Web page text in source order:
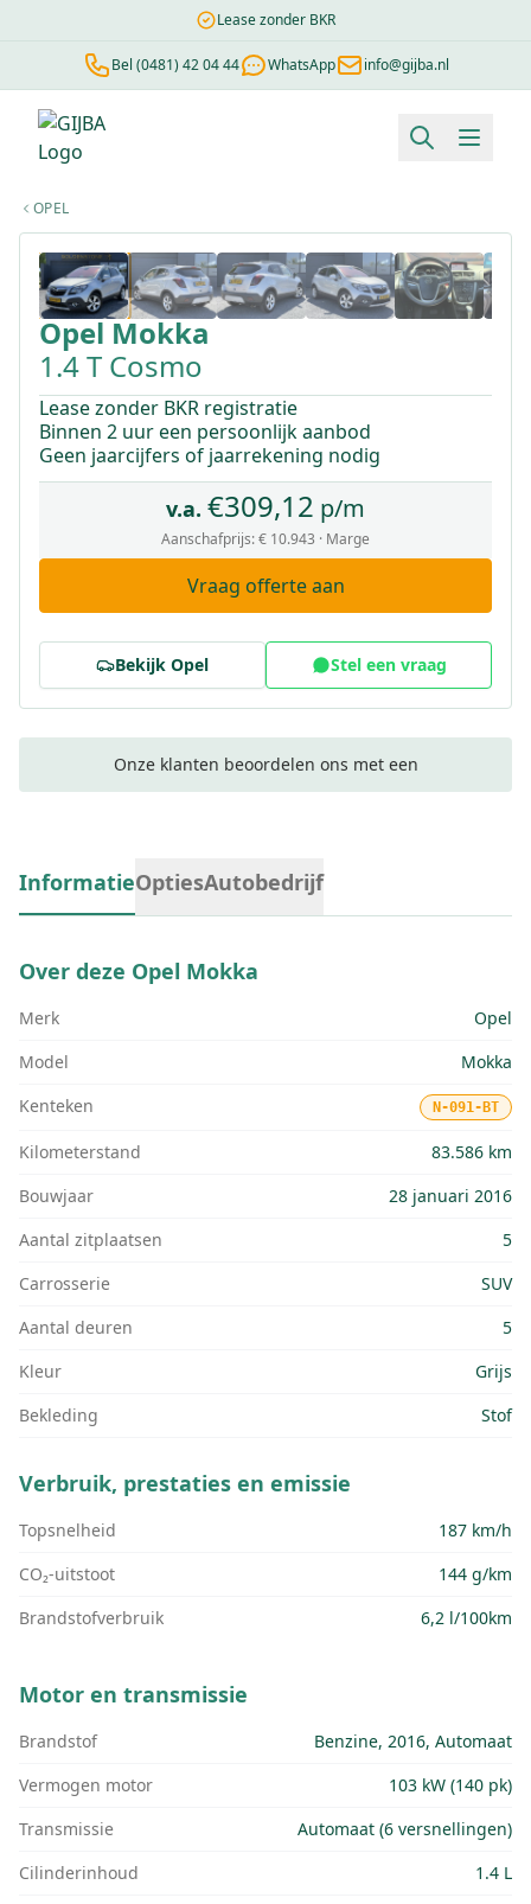
Lease zonder BKR
Bel (0481) 42 04 44 WhatsApp info@gijba.nl
Financial lease berekenen
OPEL
OpelMokka
1.4 T Cosmo
Lease zonder BKR registratie
Binnen 2 uur een persoonlijk aanbod
Geen jaarcijfers of jaarrekening nodig
v.a. €309,12 p/m
Aanschafprijs:€ 10.943 · Marge
Vraag offerte aan
Bekijk Opel Stel een vraag
Onze klanten beoordelen ons met een
InformatieOptiesAutobedrijf
Over deze Opel Mokka
Merk
Opel
Model
Mokka
Kenteken
N-091-BT
Kilometerstand
83.586 km
Bouwjaar
28 januari 2016
Aantal zitplaatsen
5
Carrosserie
SUV
Aantal deuren
5
Kleur
Grijs
Bekleding
Stof
Verbruik, prestaties en emissie
Topsnelheid
187 km/h
CO₂-uitstoot
144 g/km
Brandstofverbruik
6,2 l/100km
Motor en transmissie
Brandstof
Benzine, 2016, Automaat
Vermogen motor
103 kW (140 pk)
Transmissie
Automaat (6 versnellingen)
Cilinderinhoud
1.4 L